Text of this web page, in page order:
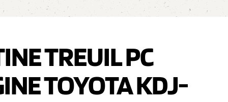
TREUIL PC
TOYOTA KDJ-